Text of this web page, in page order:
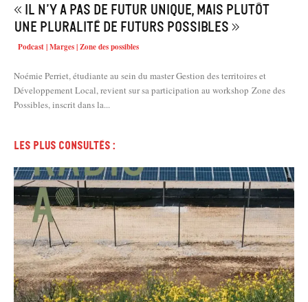
« Il n’y a pas de futur unique, mais plutôt
une pluralité de futurs possibles »
Podcast | Marges | Zone des possibles
Noémie Perriet, étudiante au sein du master Gestion des territoires et
Développement Local, revient sur sa participation au workshop Zone des
Possibles, inscrit dans la...
Les plus consultés :